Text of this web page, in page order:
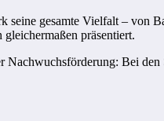
seine gesamte Vielfalt – von
präsentiert.
Nachwuchsförderung: Bei